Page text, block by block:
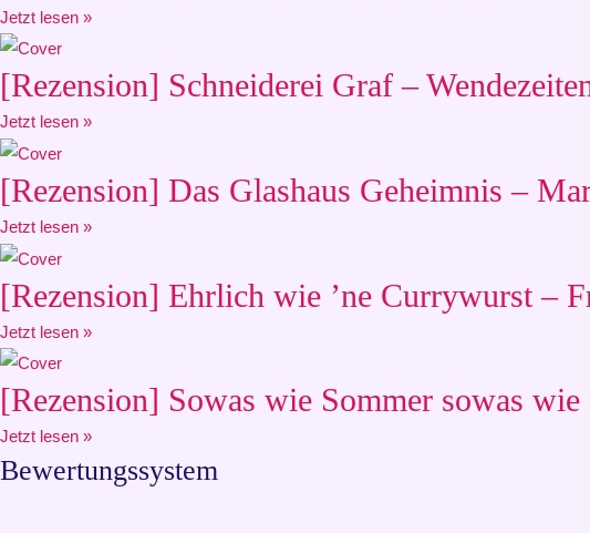
Jetzt lesen »
[Rezension] Schneiderei Graf –
Jetzt lesen »
[Rezension] Das Glashaus Geheimnis –
Jetzt lesen »
[Rezension] Ehrlich wie ’ne Currywurst –
Jetzt lesen »
[Rezension] Sowas wie Sommer sowas
Jetzt lesen »
Bewertungssystem